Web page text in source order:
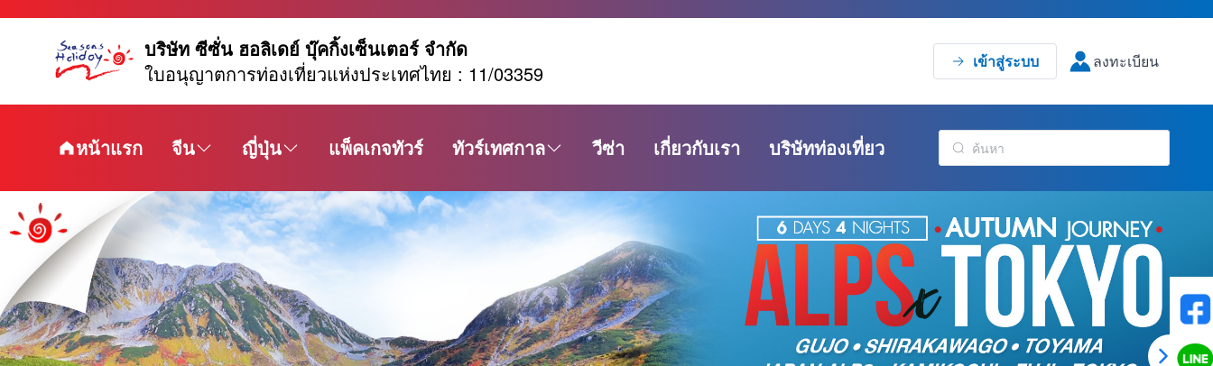
บริษัท ซีซั่น ฮอลิเดย์ บุ๊คกิ้งเซ็นเตอร์ จำกัด
ใบอนุญาตการท่องเที่ยวแห่งประเทศไทย : 11/03359
เข้าสู่ระบบ ลงทะเบียน
หน้าแรก จีน ญี่ปุ่น แพ็คเกจทัวร์ ทัวร์เทศกาล วีซ่า เกี่ยวกับเรา บริษัทท่องเที่ยว